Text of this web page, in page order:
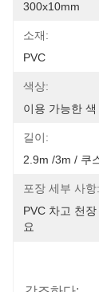
300x10mm
소재:
PVC
색상:
이용 가능한 색
길이:
2.9m /3m / 쿠
포장 세부 사항:
PVC 차고 천
요